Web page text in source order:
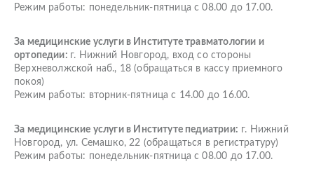
Режим работы: понедельник-пятница с 08.00 до 17.00.
За медицинские услуги в Институте травматологии и
ортопедии: г. Нижний Новгород, вход со стороны
Верхневолжской наб., 18 (обращаться в кассу приемного
покоя)
Режим работы: вторник-пятница с 14.00 до 16.00.
За медицинские услуги в Институте педиатрии: г. Нижний
Новгород, ул. Семашко, 22 (обращаться в регистратуру)
Режим работы: понедельник-пятница с 08.00 до 17.00.